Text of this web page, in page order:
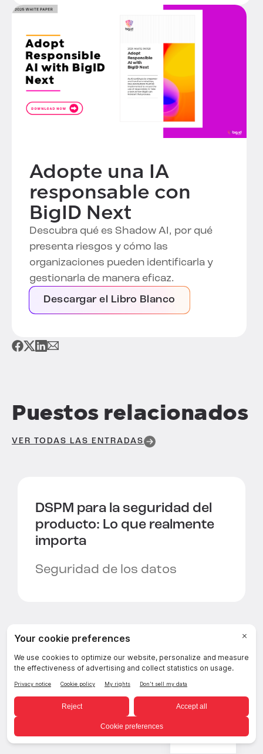
Adopte una IA
responsable con
BigID Next
Descubra qué es Shadow AI, por qué
presenta riesgos y cómo las
organizaciones pueden identificarla y
gestionarla de manera eficaz.
Descargar el Libro Blanco
Puestos relacionados
VER TODAS LAS ENTRADAS
DSPM para la seguridad del
producto: Lo que realmente
importa
Seguridad de los datos
Spanish